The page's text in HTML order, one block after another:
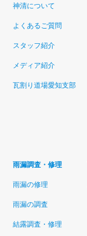
神清について
よくあるご質問
スタッフ紹介
メディア紹介
瓦割り道場愛知支部
雨漏調査・修理
雨漏の修理
雨漏の調査
結露調査・修理